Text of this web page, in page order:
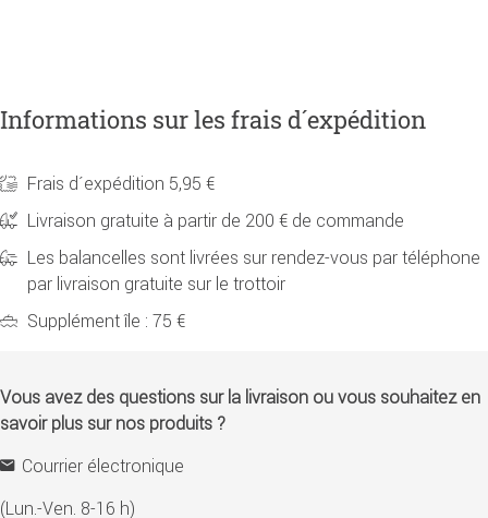
Informations sur les frais d´expédition
Frais d´expédition 5,95 €
Livraison gratuite à partir de 200 € de commande
Les balancelles sont livrées sur rendez-vous par téléphone
par livraison gratuite sur le trottoir
Supplément île : 75 €
Vous avez des questions sur la livraison ou vous souhaitez en
savoir plus sur nos produits ?
Courrier électronique
(Lun.-Ven. 8-16 h)